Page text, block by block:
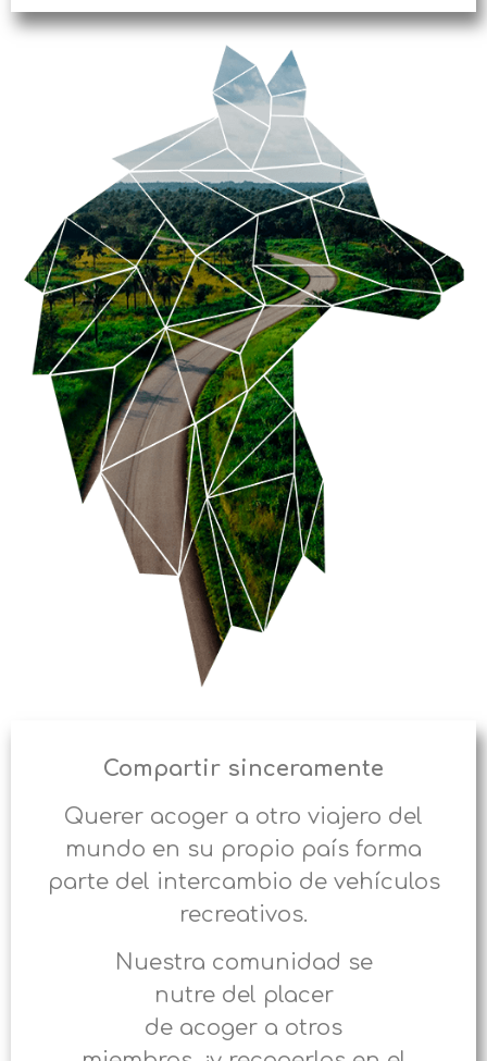
Compartir sinceramente
Querer acoger a otro viajero del
mundo en su propio país forma
parte del intercambio de vehículos
recreativos.
Nuestra comunidad se
nutre del placer
de acoger a otros